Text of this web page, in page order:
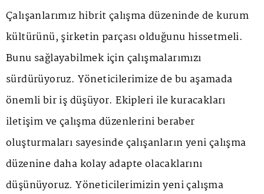
Çalışanlarımız hibrit çalışma düzeninde de kurum
kültürünü, şirketin parçası olduğunu hissetmeli.
Bunu sağlayabilmek için çalışmalarımızı
sürdürüyoruz. Yöneticilerimize de bu aşamada
önemli bir iş düşüyor. Ekipleri ile kuracakları
iletişim ve çalışma düzenlerini beraber
oluşturmaları sayesinde çalışanların yeni çalışma
düzenine daha kolay adapte olacaklarını
düşünüyoruz. Yöneticilerimizin yeni çalışma